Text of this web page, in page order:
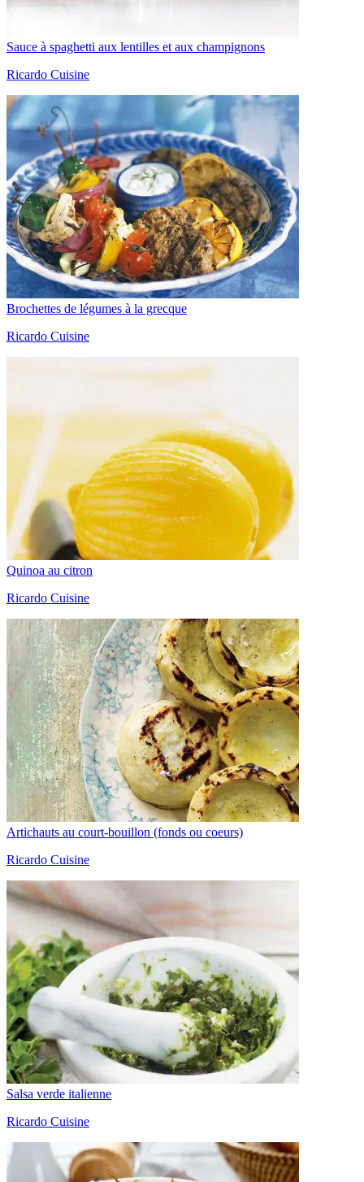
Sauce à spaghetti aux lentilles et aux champignons
Ricardo Cuisine
Brochettes de légumes à la grecque
Ricardo Cuisine
Quinoa au citron
Ricardo Cuisine
Artichauts au court-bouillon (fonds ou coeurs)
Ricardo Cuisine
Salsa verde italienne
Ricardo Cuisine